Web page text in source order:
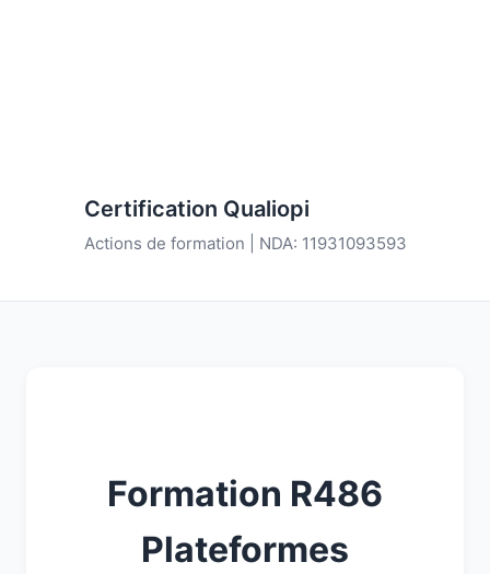
Certification Qualiopi
Actions de formation | NDA: 11931093593
Formation R486
Plateformes